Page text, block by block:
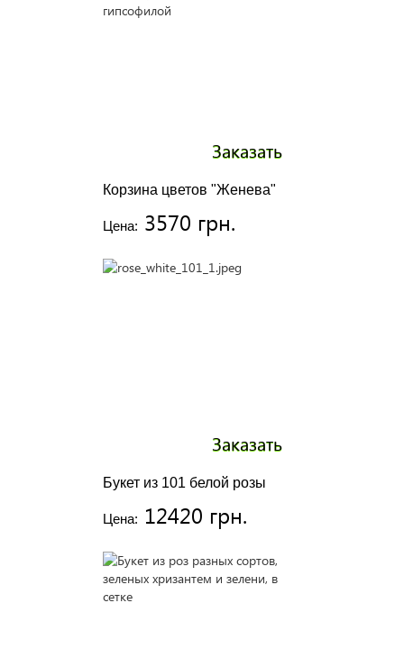
Корзина цветов "Женева"
Цена: 3570 грн.
Заказать
Букет из 101 белой розы
Цена: 12420 грн.
Заказать